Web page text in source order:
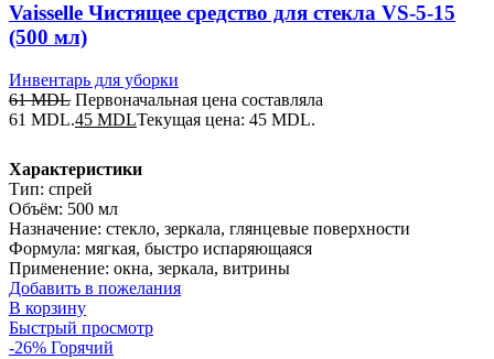
Vaisselle Чистящее средство для стекла VS-5-15
(500 мл)
Инвентарь для уборки
61MDL Первоначальная цена составляла
61 MDL.45 MDLТекущая цена: 45 MDL.
Характеристики
Тип: спрей
Объём: 500 мл
Назначение: стекло, зеркала, глянцевые поверхности
Формула: мягкая, быстро испаряющаяся
Применение: окна, зеркала, витрины
Добавить в пожелания
В корзину
Быстрый просмотр
-26% Горячий